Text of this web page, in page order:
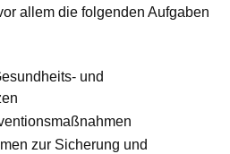
allem die folgenden Aufgaben
und
zur Sicherung und